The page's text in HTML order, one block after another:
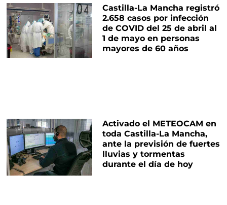
Castilla-La Mancha registró
2.658 casos por infección
de COVID del 25 de abril al
1 de mayo en personas
mayores de 60 años
Activado el METEOCAM en
toda Castilla-La Mancha,
ante la previsión de fuertes
lluvias y tormentas
durante el día de hoy